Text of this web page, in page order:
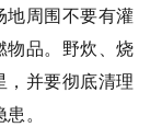
地周围不要有灌
品。 野炊、烧
并要彻底清理
。